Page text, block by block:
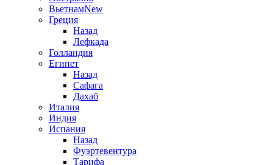
ВьетнамNew
Греция
Назад
Лефкада
Голландия
Египет
Назад
Сафага
Дахаб
Италия
Индия
Испания
Назад
Фуэртевентура
Тарифа